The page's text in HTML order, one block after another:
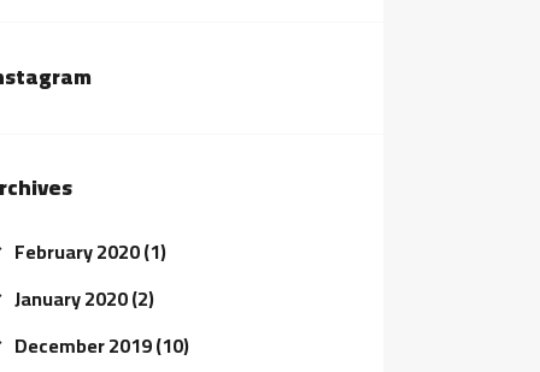
February 2020(1)
January 2020(2)
December 2019(10)